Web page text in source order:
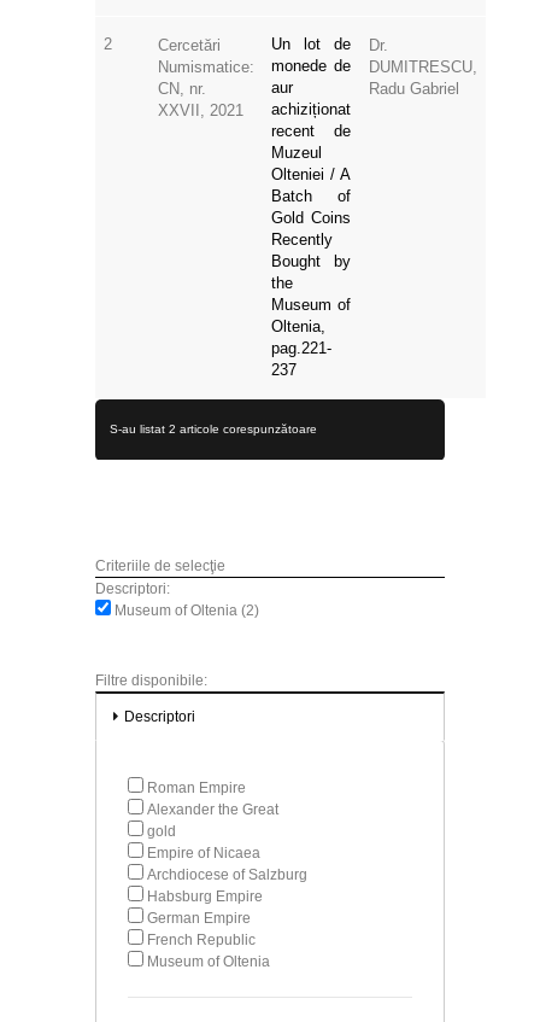
2
Cercetări
Numismatice:
CN, nr.
XXVII, 2021
Un lot de
monede de
aur
achiziționat
recent de
Muzeul
Olteniei / A
Batch of
Gold Coins
Recently
Bought by
the
Museum of
Oltenia,
pag.221-
237
Dr.
DUMITRESCU,
Radu Gabriel
S-au listat 2 articole corespunzătoare
Criteriile de selecţie
Descriptori:
Museum of Oltenia (2)
Filtre disponibile:
Descriptori
Roman Empire
Alexander the Great
gold
Empire of Nicaea
Archdiocese of Salzburg
Habsburg Empire
German Empire
French Republic
Museum of Oltenia